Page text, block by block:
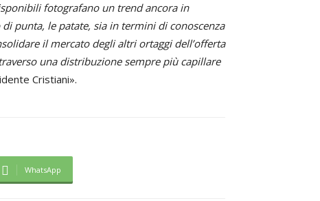
fotografano un trend ancora in
punta, le patate, sia in termini di conoscenza
il mercato degli altri ortaggi dell’offerta
una distribuzione sempre più capillare
Cristiani».
WhatsApp